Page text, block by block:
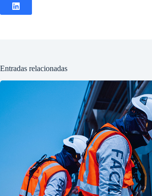
Entradas relacionadas